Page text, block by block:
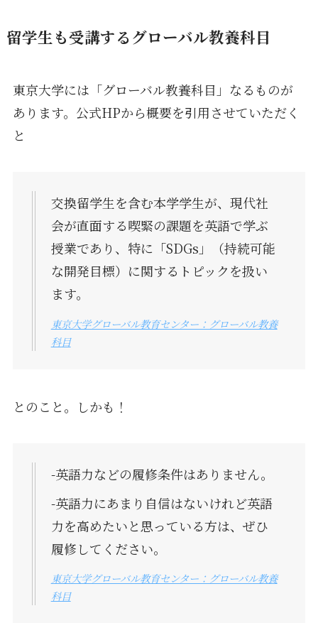
留学生も受講するグローバル教養科目
東京大学には「グローバル教養科目」なるものが
あります。公式HPから概要を引用させていただく
と
交換留学生を含む本学学生が、現代社
会が直面する喫緊の課題を英語で学ぶ
授業であり、特に「SDGs」（持続可能
な開発目標）に関するトピックを扱い
ます。
東京大学グローバル教育センター：グローバル教養
科目
とのこと。しかも！
-英語力などの履修条件はありません。
-英語力にあまり自信はないけれど英語
力を高めたいと思っている方は、ぜひ
履修してください。
東京大学グローバル教育センター：グローバル教養
科目